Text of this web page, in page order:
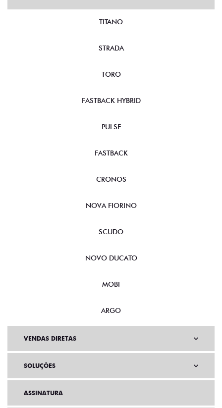
TITANO
STRADA
TORO
FASTBACK HYBRID
PULSE
FASTBACK
CRONOS
NOVA FIORINO
SCUDO
NOVO DUCATO
MOBI
ARGO
VENDAS DIRETAS
SOLUÇÕES
ASSINATURA